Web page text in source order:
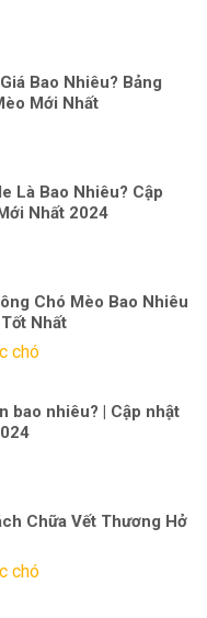
Bao Nhiêu? Bảng
Mới Nhất
Là Bao Nhiêu? Cập
Nhất 2024
Chó Mèo Bao Nhiêu
Nhất
chó
bao nhiêu? | Cập nhật
Chữa Vết Thương Hở
chó